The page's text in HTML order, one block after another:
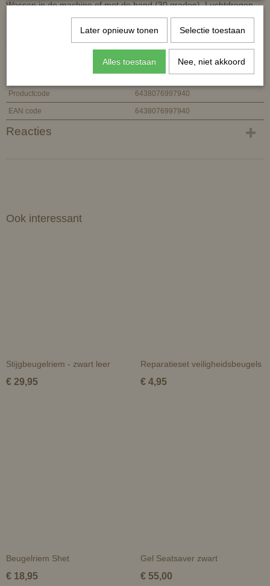
Wassen in de machine of met de hand (30 graden). Luchtdrogen.
*exclusief zadel op de afbeelding
Productcode 6438076997940
EAN code 6438076997940
Reacties
Ook interessant
Stijgbeugelriem - zwart leer
€ 29,95
Reparatieset veiligheidsbeugels
€ 4,95
Beugelriem Shet
€ 18,95
Gel Seatsaver zwart
€ 55,00
Later opnieuw tonen Selectie toestaan
Alles toestaan Nee, niet akkoord